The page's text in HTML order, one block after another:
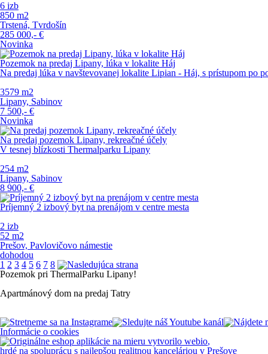
6 izb
850 m2
Trstená, Tvrdošín
285 000,- €
Novinka
Pozemok na predaj Lipany, lúka v lokalite Háj
Na predaj lúka v navštevovanej lokalite Lipian - Háj, s prístupom po
3579 m2
Lipany, Sabinov
7 500,- €
Novinka
Na predaj pozemok Lipany, rekreačné účely
V tesnej blízkosti Thermalparku Lipany
254 m2
Lipany, Sabinov
8 900,- €
Príjemný 2 izbový byt na prenájom v centre mesta
2 izb
52 m2
Prešov, Pavlovičovo námestie
dohodou
1 2 3 4 5 6 7 8
Pozemok pri ThermalParku Lipany!
Apartmánový dom na predaj Tatry
Informácie o cookies
vytvorilo webio,
hrdé na spoluprácu s najlepšou realitnou kanceláriou v Prešove